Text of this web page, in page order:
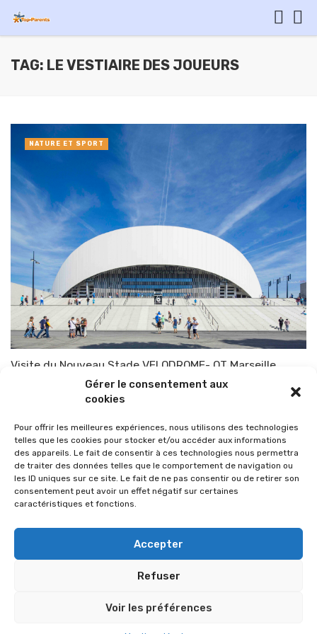
Gérer le consentement aux
cookies
Pour offrir les meilleures expériences, nous utilisons des technologies
telles que les cookies pour stocker et/ou accéder aux informations
des appareils. Le fait de consentir à ces technologies nous permettra
de traiter des données telles que le comportement de navigation ou
les ID uniques sur ce site. Le fait de ne pas consentir ou de retirer son
consentement peut avoir un effet négatif sur certaines
caractéristiques et fonctions.
Accepter
Refuser
Voir les préférences
TAG: LE VESTIAIRE DES JOUEURS
Visite du Nouveau Stade VELODROME- OT Marseille
TOP-PARENTS 16 octobre 2015
NATURE ET SPORT